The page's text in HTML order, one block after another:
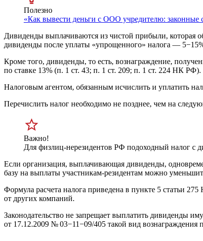
Полезно
«Как вывести деньги с ООО учредителю: законные
Дивиденды выплачиваются из чистой прибыли, которая
дивиденды после уплаты «упрощенного» налога —
Кроме того, дивиденды, то есть, вознаграждение,
по ставке 13% (п. 1 ст. 43; п. 1 ст. 209; п. 1 ст. 224 НК РФ).
Налоговым агентом, обязанным исчислить и уплатить
Перечислить налог необходимо не позднее, чем на
Важно!
Для физлиц-нерезидентов РФ подоходный налог с
Если организация, выплачивающая дивиденды,
базу на выплаты участникам-резидентам можно
Формула расчета налога приведена в пункте 5 статьи
от других компаний.
Законодательство не запрещает выплатить дивиденды
от 17.12.2009 № 03−11−09/405 такой вид вознаграждения